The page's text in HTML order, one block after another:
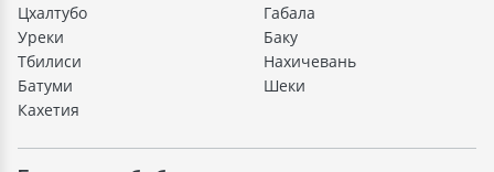
Цхалтубо
Уреки
Тбилиси
Батуми
Кахетия
Габала
Баку
Нахичевань
Шеки